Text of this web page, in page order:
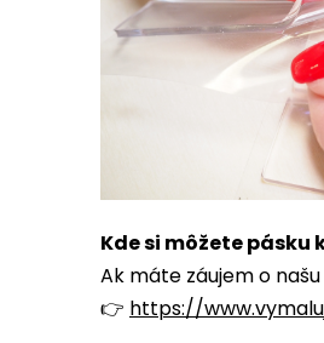
Kde si môžete pásku
Ak máte záujem o
👉 https://